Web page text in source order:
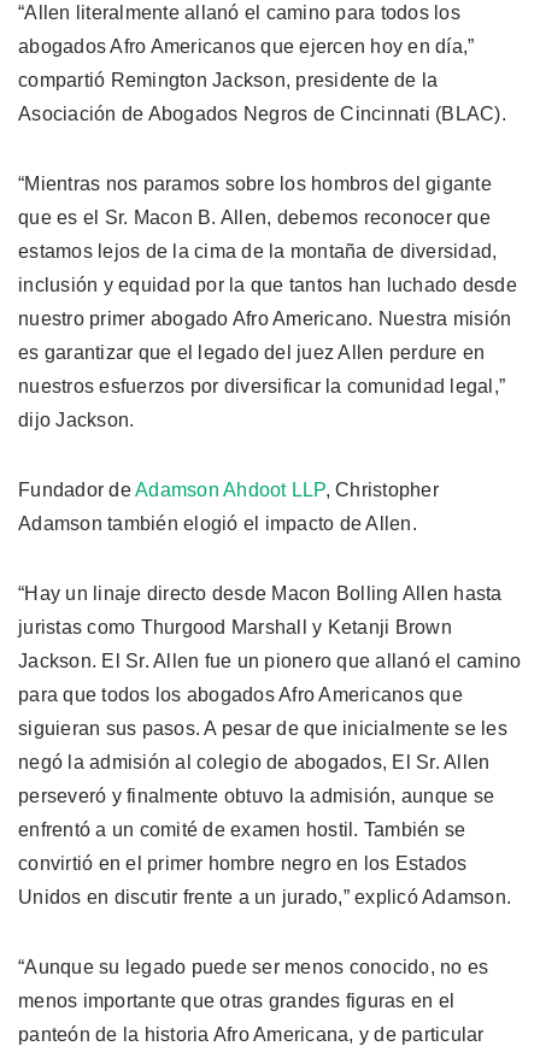
“Allen literalmente allanó el camino para todos los
abogados Afro Americanos que ejercen hoy en día,”
compartió Remington Jackson, presidente de la
Asociación de Abogados Negros de Cincinnati (BLAC).
“Mientras nos paramos sobre los hombros del gigante
que es el Sr. Macon B. Allen, debemos reconocer que
estamos lejos de la cima de la montaña de diversidad,
inclusión y equidad por la que tantos han luchado desde
nuestro primer abogado Afro Americano. Nuestra misión
es garantizar que el legado del juez Allen perdure en
nuestros esfuerzos por diversificar la comunidad legal,”
dijo Jackson.
Fundador deAdamson Ahdoot LLP, Christopher
Adamson también elogió el impacto de Allen.
“Hay un linaje directo desde Macon Bolling Allen hasta
juristas como Thurgood Marshall y Ketanji Brown
Jackson. El Sr. Allen fue un pionero que allanó el camino
para que todos los abogados Afro Americanos que
siguieran sus pasos. A pesar de que inicialmente se les
negó la admisión al colegio de abogados, El Sr. Allen
perseveró y finalmente obtuvo la admisión, aunque se
enfrentó a un comité de examen hostil. También se
convirtió en el primer hombre negro en los Estados
Unidos en discutir frente a un jurado,” explicó Adamson.
“Aunque su legado puede ser menos conocido, no es
menos importante que otras grandes figuras en el
panteón de la historia Afro Americana, y de particular